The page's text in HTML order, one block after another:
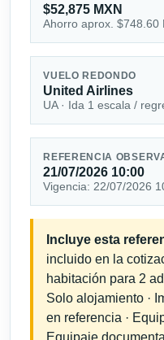
$52,875 MXN
Ahorro aprox. $748.60
VUELO REDONDO
United Airlines
UA · Ida 1 escala /
REFERENCIA
21/07/2026 10:00
Vigencia: 22/07/2026
Incluye esta
incluido en la
habitación para 2
Solo alojamiento ·
en referencia ·